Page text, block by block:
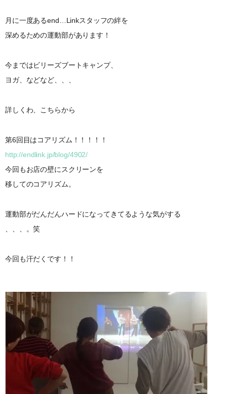
月に一度あるend…Linkスタッフの絆を
深めるための運動部があります！
今まではビリーズブートキャンプ、
ヨガ、などなど、、、
詳しくわ、こちらから
第6回目はコアリズム！！！！！
http://endlink.jp/blog/4902/
今回もお店の壁にスクリーンを
移してのコアリズム。
運動部がだんだんハードになってきてるような気がする
、、、。笑
今回も汗だくです！！